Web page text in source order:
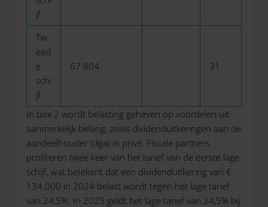
jf
Tw
eed
e
schi
jf
67.804 31
In box 2 wordt belasting geheven op voordelen uit
aanmerkelijk belang, zoals dividenduitkeringen aan de
aandeelhouder (dga) in privé. Fiscale partners
profiteren twee keer van het tarief van de eerste lage
schijf, wat betekent dat een dividenduitkering van €
134.000 in 2024 belast wordt tegen het lage tarief
van 24,5%. In 2025 geldt het lage tarief van 24,5% bij